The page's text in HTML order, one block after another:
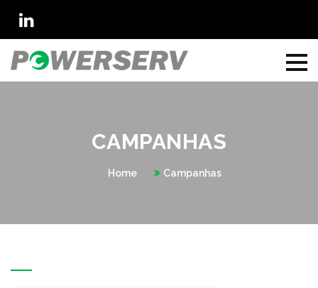
CAMPANHAS
Home Campanhas